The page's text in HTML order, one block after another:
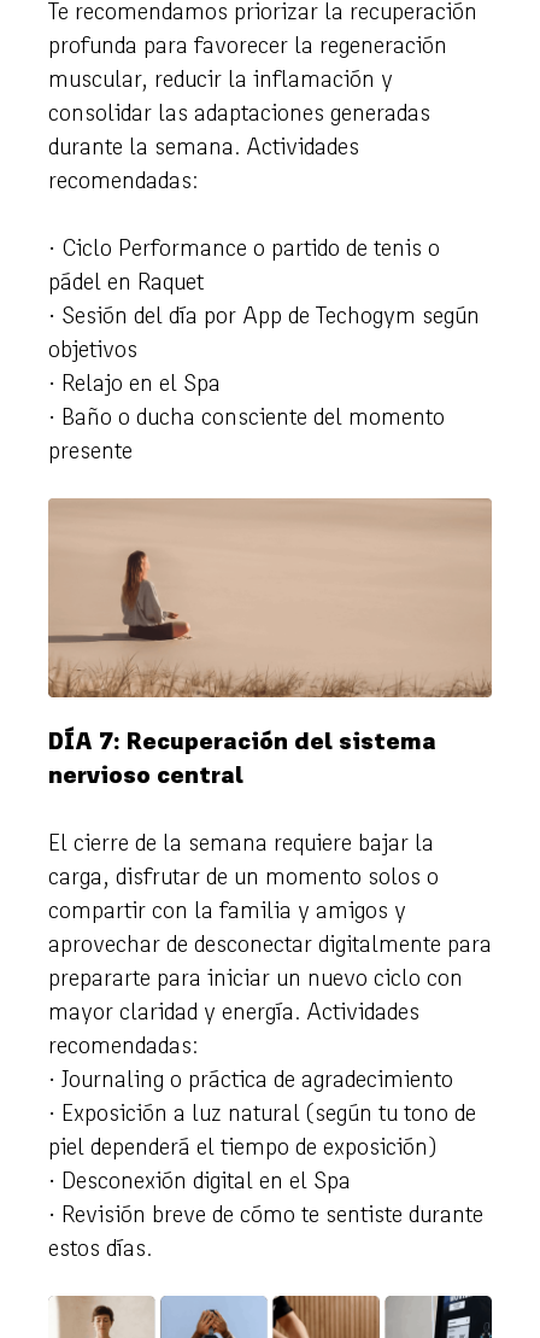
Te recomendamos priorizar la recuperación
profunda para favorecer la regeneración
muscular, reducir la inflamación y
consolidar las adaptaciones generadas
durante la semana. Actividades
recomendadas:
· Ciclo Performance o partido de tenis o
pádel en Raquet
· Sesión del día por App de Techogym según
objetivos
· Relajo en el Spa
· Baño o ducha consciente del momento
presente
DÍA 7: Recuperación del sistema
nervioso central
El cierre de la semana requiere bajar la
carga, disfrutar de un momento solos o
compartir con la familia y amigos y
aprovechar de desconectar digitalmente para
prepararte para iniciar un nuevo ciclo con
mayor claridad y energía. Actividades
recomendadas:
· Journaling o práctica de agradecimiento
· Exposición a luz natural (según tu tono de
piel dependerá el tiempo de exposición)
· Desconexión digital en el Spa
· Revisión breve de cómo te sentiste durante
estos días.